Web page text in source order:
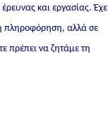
και εργασίας.
πληροφόρηση, αλλά σε
πρέπει να ζητάμε τη